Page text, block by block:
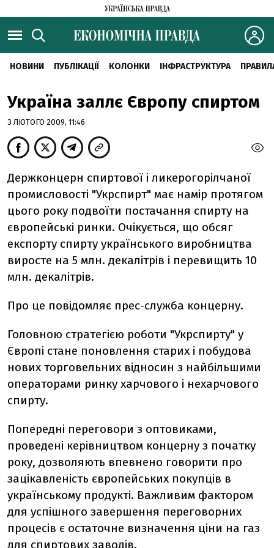
НОВИНИ ПУБЛІКАЦІЇ КОЛОНКИ ІНФРАСТРУКТУРА
Україна заллє Європу спиртом
3 ЛЮТОГО 2009, 11:46
Держконцерн спиртової і ликерогорілчаної
промисловості "Укрспирт" має намір протягом
цього року подвоїти постачання спирту на
європейські ринки. Очікується, що обсяг
експорту спирту українського виробництва
виросте на 5 млн. декалітрів і перевищить 10
млн. декалітрів.
Про це повідомляє прес-служба концерну.
Головною стратегією роботи "Укрспирту" у
Європі стане поновлення старих і побудова
нових торговельних відносин з найбільшими
операторами ринку харчового і нехарчового
спирту.
Попередні переговори з оптовиками,
проведені керівництвом концерну з початку
року, дозволяють впевнено говорити про
зацікавленість європейських покупців в
українському продукті. Важливим фактором
для успішного завершення переговорних
процесів є остаточне визначення ціни на газ
для спиртових заводів.